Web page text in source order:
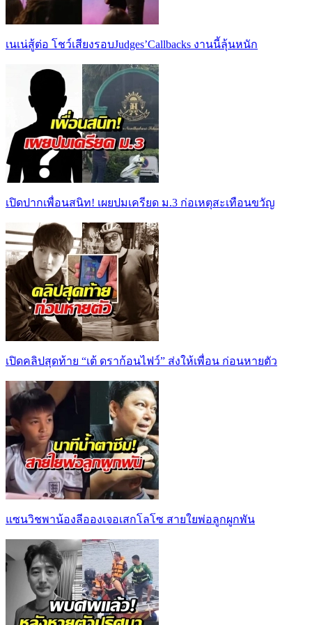
เนเน่สู้ต่อ โชว์เสียงรอบJudges’Callbacks งานนี้ลุ้นหนัก
เปิดปากเพื่อนสนิท! เผยปมเครียด ม.3 ก่อเหตุสะเทือนขวัญ
เปิดคลิปสุดท้าย “เต้ ดราก้อนไฟว์” ส่งให้เพื่อน ก่อนหายตัว
แซนวิชพาน้องลีอองเจอเสกโลโซ สายใยพ่อลูกผูกพัน